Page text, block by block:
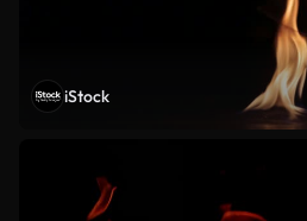
iStock